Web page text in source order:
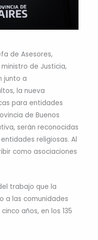
de Asesores,
de Justicia,
junto a
la nueva
para entidades
de Buenos
serán reconocidas
religiosas. Al
como asociaciones
trabajo que la
a las comunidades
años, en los 135